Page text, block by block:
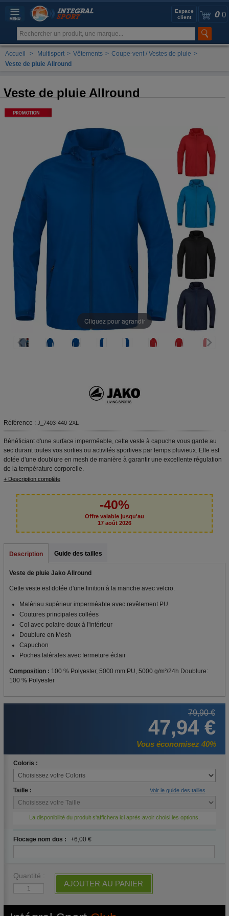
0 0
Espace
client
Accueil > Multisport > Vêtements > Coupe-vent / Vestes de pluie >
Veste de pluie Allround
Veste de pluie Allround
Cliquez pour agrandir
Référence : J_7403-440-2XL
Bénéficiant d'une surface imperméable, cette veste à capuche vous garde au
sec durant toutes vos sorties ou activités sportives par temps pluvieux. Elle est
dotée d'une doublure en mesh de manière à garantir une excellente régulation
de la température corporelle.
+ Description complète
-40%
Offre valable jusqu'au
17 août 2026
Description Guide des tailles
Veste de pluie Jako Allround
Cette veste est dotée d'une finition à la manche avec velcro.
Matériau supérieur imperméable avec revêtement PU
Coutures principales collées
Col avec polaire doux à l'intérieur
Doublure en Mesh
Capuchon
Poches latérales avec fermeture éclair
Composition : 100 % Polyester, 5000 mm PU, 5000 g/m²/24h Doublure:
100 % Polyester
79,90 €
47,94 €
Vous économisez 40%
Coloris :
Taille : Voir le guide des tailles
La disponibilité du produit s'affichera ici après avoir choisi les options.
Flocage nom dos : +6,00 €
Quantité :
AJOUTER AU PANIER